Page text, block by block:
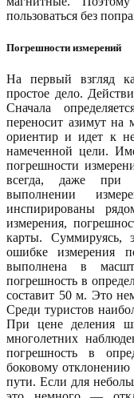
пользоваться без
Погрешности измерений
На первый взгляд
простое дело.
Сначала
переносит азимут на
ориентир и идет к
намеченной цели.
погрешности
всегда, даже при
выполнении
инспирированы
измерения,
карты. Суммируясь,
ошибке измерения
выполнена в
погрешность в
составит 50 м. Это
Среди туристов
При цене деления
многолетних
погрешность в
боковому отклонению
пути. Если для